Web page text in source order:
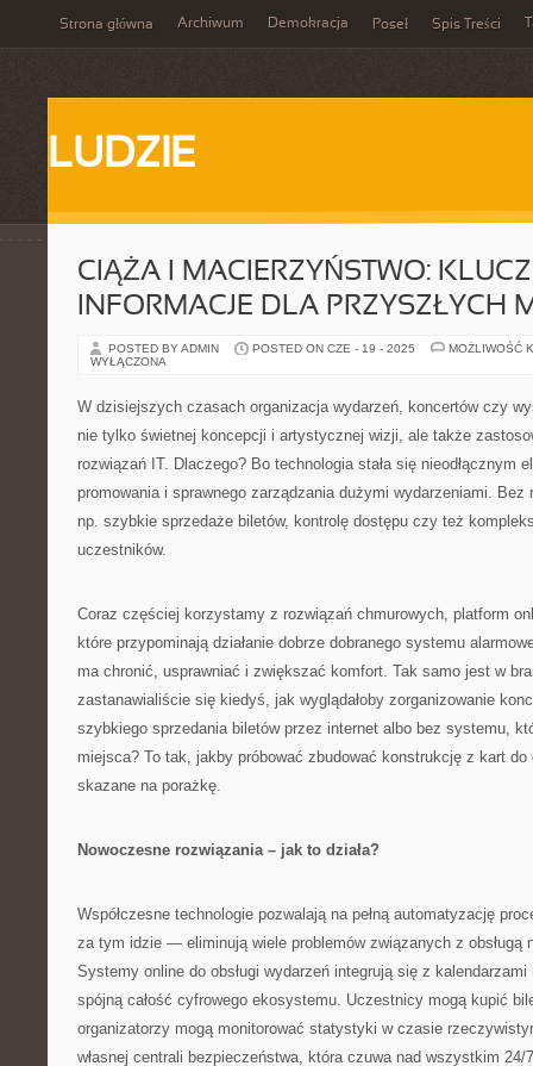
Strona główna Archiwum Demokracja Poseł Spis Treści
LUDZIE
CIĄŻA I MACIERZYŃSTWO:
INFORMACJE DLA PRZYSZŁYCH
POSTED BY ADMIN POSTED ON CZE - 19 - 2025
MOŻLIWOŚĆ
WYŁĄCZONA
W dzisiejszych czasach organizacja wydarzeń, koncertów czy
nie tylko świetnej koncepcji i artystycznej wizji, ale także
rozwiązań IT. Dlaczego? Bo technologia stała się nieodłącznym
promowania i sprawnego zarządzania dużymi wydarzeniami. Bez
np. szybkie sprzedaże biletów, kontrolę dostępu czy też
uczestników.
Coraz częściej korzystamy z rozwiązań chmurowych, platform
które przypominają działanie dobrze dobranego systemu
ma chronić, usprawniać i zwiększać komfort. Tak samo jest w
zastanawialiście się kiedyś, jak wyglądałoby zorganizowanie
szybkiego sprzedania biletów przez internet albo bez systemu,
miejsca? To tak, jakby próbować zbudować konstrukcję z kart
skazane na porażkę.
Nowoczesne rozwiązania – jak to działa?
Współczesne technologie pozwalają na pełną automatyzację
za tym idzie — eliminują wiele problemów związanych z obsługą
Systemy online do obsługi wydarzeń integrują się z
spójną całość cyfrowego ekosystemu. Uczestnicy mogą kupić
organizatorzy mogą monitorować statystyki w czasie
własnej centrali bezpieczeństwa, która czuwa nad wszystkim 24/